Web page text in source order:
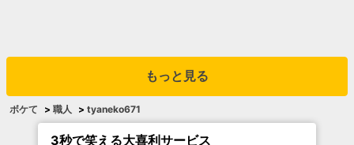
もっと見る
ボケて > 職人 > tyaneko671
3秒で笑える大喜利サービス